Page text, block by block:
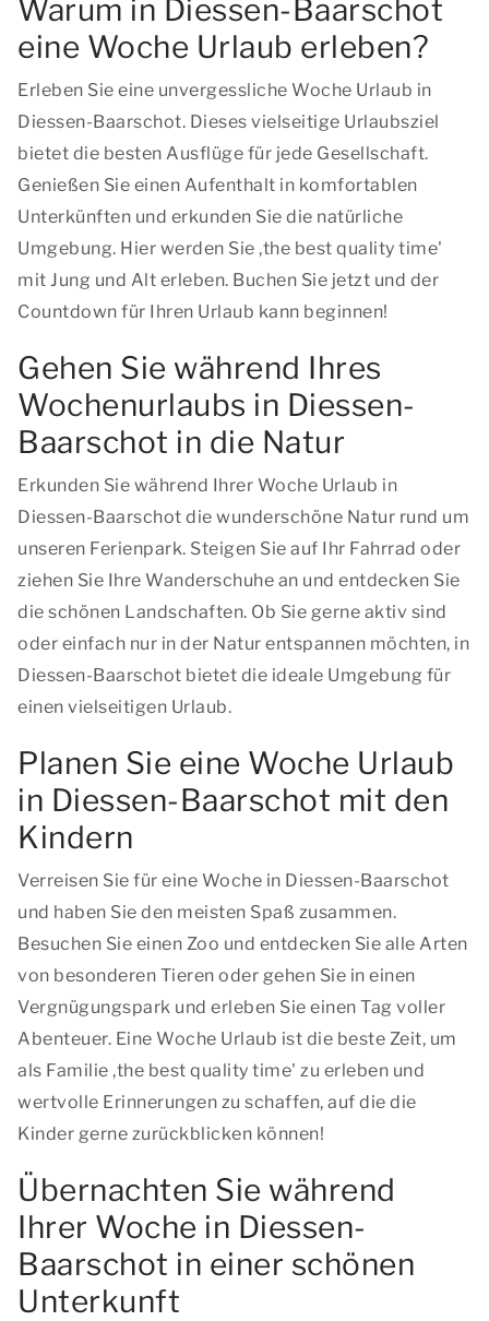
Warum in Diessen-Baarschot
eine Woche Urlaub erleben?
Erleben Sie eine unvergessliche Woche Urlaub in
Diessen-Baarschot. Dieses vielseitige Urlaubsziel
bietet die besten Ausflüge für jede Gesellschaft.
Genießen Sie einen Aufenthalt in komfortablen
Unterkünften und erkunden Sie die natürliche
Umgebung. Hier werden Sie ,the best quality time'
mit Jung und Alt erleben. Buchen Sie jetzt und der
Countdown für Ihren Urlaub kann beginnen!
Gehen Sie während Ihres
Wochenurlaubs in Diessen-
Baarschot in die Natur
Erkunden Sie während Ihrer Woche Urlaub in
Diessen-Baarschot die wunderschöne Natur rund um
unseren Ferienpark. Steigen Sie auf Ihr Fahrrad oder
ziehen Sie Ihre Wanderschuhe an und entdecken Sie
die schönen Landschaften. Ob Sie gerne aktiv sind
oder einfach nur in der Natur entspannen möchten, in
Diessen-Baarschot bietet die ideale Umgebung für
einen vielseitigen Urlaub.
Planen Sie eine Woche Urlaub
in Diessen-Baarschot mit den
Kindern
Verreisen Sie für eine Woche in Diessen-Baarschot
und haben Sie den meisten Spaß zusammen.
Besuchen Sie einen Zoo und entdecken Sie alle Arten
von besonderen Tieren oder gehen Sie in einen
Vergnügungspark und erleben Sie einen Tag voller
Abenteuer. Eine Woche Urlaub ist die beste Zeit, um
als Familie ,the best quality time' zu erleben und
wertvolle Erinnerungen zu schaffen, auf die die
Kinder gerne zurückblicken können!
Übernachten Sie während
Ihrer Woche in Diessen-
Baarschot in einer schönen
Unterkunft